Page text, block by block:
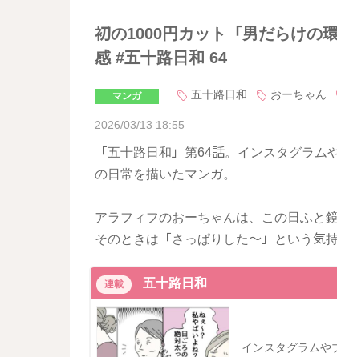
初の1000円カット「男だらけの
感 #五十路日和 64
マンガ 五十路日和 おーちゃん
2026/03/13 18:55
「五十路日和」第64話。インスタグラ
の日常を描いたマンガ。
アラフィフのおーちゃんは、この日ふと
そのときは「さっぱりした～」という気
連載 五十路日和
インスタグラムや